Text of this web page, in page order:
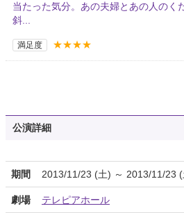
当たった気分。あの夫婦とあの人のく
斜...
満足度 ★★★★
公演詳細
期間 2013/11/23 (土) ～ 2013/11/23 (
劇場 テレピアホール